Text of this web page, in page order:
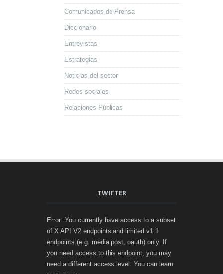
Comunicados de Prensa
Diccionario
Entrevistas
Estrategias
Noticias del sector
Redes sociales
Relaciones Públicas
TWITTER
Error: You currently have access to a subset
of X API V2 endpoints and limited v1.1
endpoints (e.g. media post, oauth) only. If
you need access to this endpoint, you may
need a different access level. You can learn